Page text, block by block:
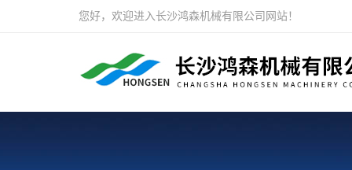
您好，欢迎进入长沙鸿森机械有限公司网站！